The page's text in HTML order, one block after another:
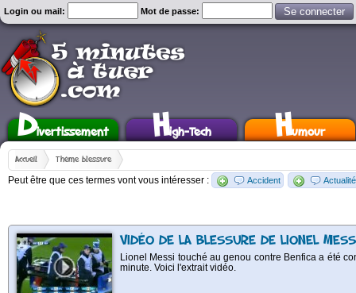
Login ou mail: Mot de passe:
Divertissement High-Tech Humour
Accueil Thème blessure
Peut être que ces termes vont vous intéresser : Accident Actualité
VIDÉO DE LA BLESSURE DE LIONEL
Lionel Messi touché au genou contre Benfica a été
minute. Voici l'extrait vidéo.